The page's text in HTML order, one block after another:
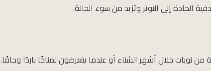
الحادة إلى التوتر وتزيد من سوء الحالة.
نوبات خلال أشهر الشتاء أو عندما يتعرضون لمناخًا باردًا وجافًا.